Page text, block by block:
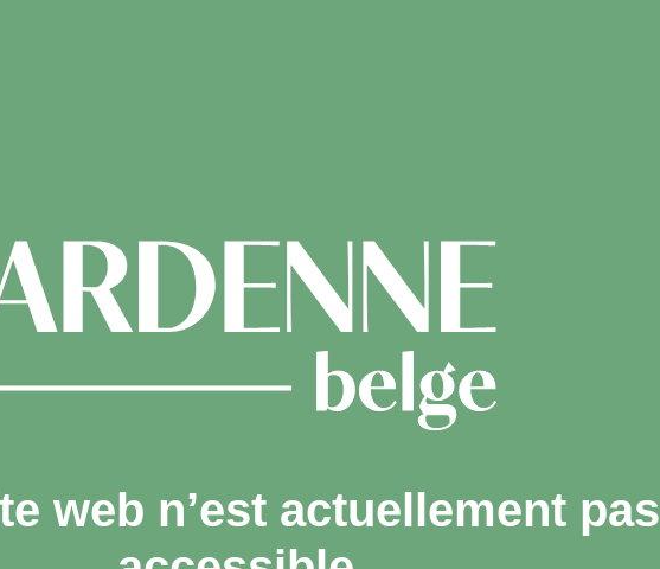
web n’est actuellement pas